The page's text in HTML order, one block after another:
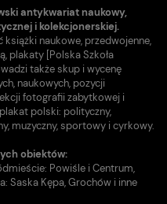
antykwariat naukowy,
i kolekcjonerskiej.
naukowe, przedwojenne,
plakaty [Polska Szkoła
także skup i wycenę
naukowych, pozycji
fotografii zabytkowej i
polski: polityczny,
muzyczny, sportowy i cyrkowy.
obiektów:
Powiśle i Centrum,
Saska Kępa, Grochów i inne